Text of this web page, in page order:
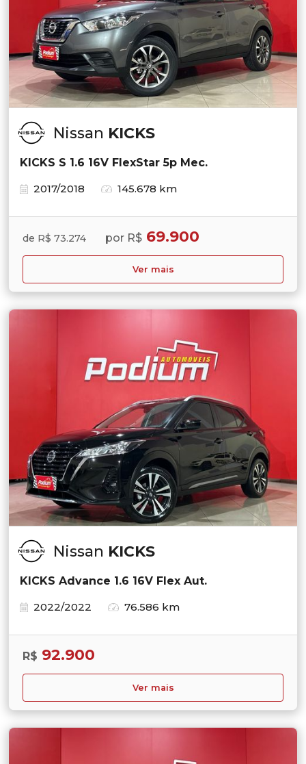
Nissan KICKS
KICKS S 1.6 16V FlexStar 5p Mec.
2017/2018
145.678 km
de R$ 73.274 por R$ 69.900
Ver mais
Nissan KICKS
KICKS Advance 1.6 16V Flex Aut.
2022/2022
76.586 km
R$ 92.900
Ver mais